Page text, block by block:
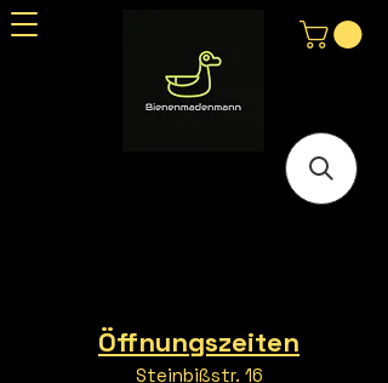
Öffnungszeiten
Steinbißstr. 16